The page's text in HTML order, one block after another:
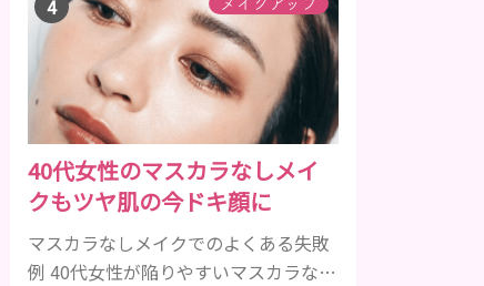
●白髪やうねり、ごわつきが目立つ ●
髪全体のボリュームが少ない、膨らみ
すぎ ●乾燥やダメージがケアできてい
ない などがあげられます。 実は、これ
らのよくある失敗の原因は、エイジン
グ毛にあるかもしれません。 エイジン
グ毛とは、その名の通り、エイジング
（＝老...
40代女性のマスカラなしメイ
クもツヤ肌の今ドキ顔に
マスカラなしメイクでのよくある失敗
例 40代女性が陥りやすいマスカラなし